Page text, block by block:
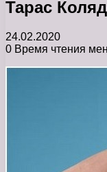
Тарас
24.02.2020
0 Время чтения